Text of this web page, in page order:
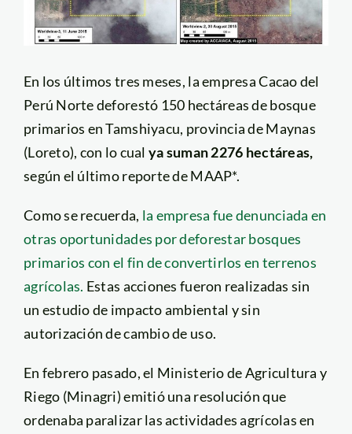
En los últimos tres meses, la empresa Cacao del
Perú Norte deforestó 150 hectáreas de bosque
primarios en Tamshiyacu, provincia de Maynas
(Loreto), con lo cual ya suman 2276 hectáreas,
según el último reporte de MAAP*.
Como se recuerda, la empresa fue denunciada en
otras oportunidades por deforestar bosques
primarios con el fin de convertirlos en terrenos
agrícolas. Estas acciones fueron realizadas sin
un estudio de impacto ambiental y sin
autorización de cambio de uso.
En febrero pasado, el Ministerio de Agricultura y
Riego (Minagri) emitió una resolución que
ordenaba paralizar las actividades agrícolas en